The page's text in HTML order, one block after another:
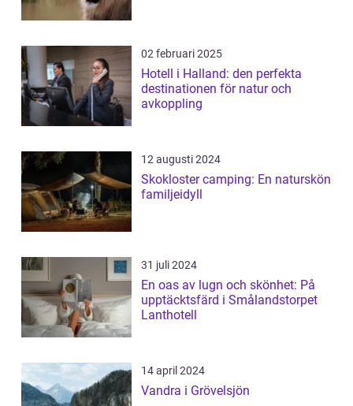
02 februari 2025
Hotell i Halland: den perfekta
destinationen för natur och
avkoppling
12 augusti 2024
Skokloster camping: En naturskön
familjeidyll
31 juli 2024
En oas av lugn och skönhet: På
upptäcktsfärd i Smålandstorpet
Lanthotell
14 april 2024
Vandra i Grövelsjön